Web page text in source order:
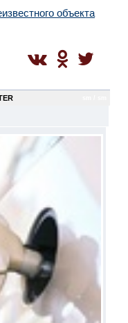
объекта